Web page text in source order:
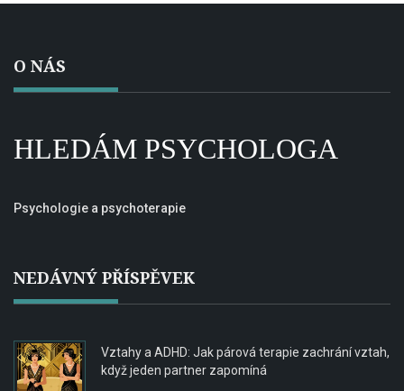
O NÁS
HLEDÁM PSYCHOLOGA
Psychologie a psychoterapie
NEDÁVNÝ PŘÍSPĚVEK
Vztahy a ADHD: Jak párová terapie zachrání vztah,
když jeden partner zapomíná